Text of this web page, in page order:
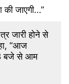
जाएगी…”
जारी होने से
“आज
बजे से आम